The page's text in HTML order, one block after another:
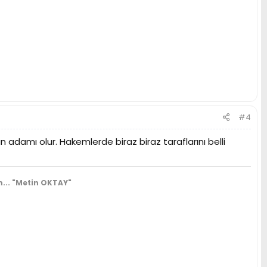
#4
olur. Hakemlerde biraz biraz taraflarını belli
"Metin OKTAY"